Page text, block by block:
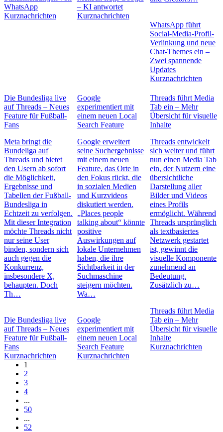
WhatsApp
Kurznachrichten
– KI antwortet
Kurznachrichten
WhatsApp führt
Social-Media-Profil-
Verlinkung und neue
Chat-Themes ein –
Zwei spannende
Updates
Kurznachrichten
Die Bundesliga live
auf Threads – Neues
Feature für Fußball-
Fans
Meta bringt die
Bundeliga auf
Threads und bietet
den Usern ab sofort
die Möglichkeit,
Ergebnisse und
Tabellen der Fußball-
Bundesliga in
Echtzeit zu verfolgen.
Mit dieser Integration
möchte Threads nicht
nur seine User
binden, sondern sich
auch gegen die
Konkurrenz,
insbesondere X,
behaupten. Doch
Th…
Die Bundesliga live
auf Threads – Neues
Feature für Fußball-
Fans
Kurznachrichten
Google
experimentiert mit
einem neuen Local
Search Feature
Google erweitert
seine Suchergebnisse
mit einem neuen
Feature, das Orte in
den Fokus rückt, die
in sozialen Medien
und Kurzvideos
diskutiert werden.
„Places people
talking about“ könnte
positive
Auswirkungen auf
lokale Unternehmen
haben, die ihre
Sichtbarkeit in der
Suchmaschine
steigern möchten.
Wa…
Google
experimentiert mit
einem neuen Local
Search Feature
Kurznachrichten
Threads führt Media
Tab ein – Mehr
Übersicht für visuelle
Inhalte
Threads entwickelt
sich weiter und führt
nun einen Media Tab
ein, der Nutzern eine
übersichtliche
Darstellung aller
Bilder und Videos
eines Profils
ermöglicht. Während
Threads ursprünglich
als textbasiertes
Netzwerk gestartet
ist, gewinnt die
visuelle Komponente
zunehmend an
Bedeutung.
Zusätzlich zu…
Threads führt Media
Tab ein – Mehr
Übersicht für visuelle
Inhalte
Kurznachrichten
1
2
3
4
...
50
...
52